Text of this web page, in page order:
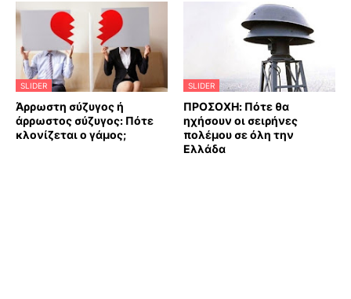
SLIDER
Άρρωστη σύζυγος ή
άρρωστος σύζυγος: Πότε
κλονίζεται ο γάμος;
SLIDER
ΠΡΟΣΟΧΗ: Πότε θα
ηχήσουν οι σειρήνες
πολέμου σε όλη την
Ελλάδα